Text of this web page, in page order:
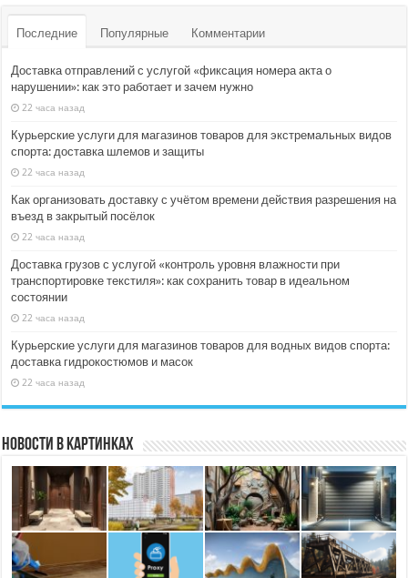
Последние Популярные Комментарии
Доставка отправлений с услугой «фиксация номера акта о
нарушении»: как это работает и зачем нужно
22 часа назад
Курьерские услуги для магазинов товаров для экстремальных видов
спорта: доставка шлемов и защиты
22 часа назад
Как организовать доставку с учётом времени действия разрешения на
въезд в закрытый посёлок
22 часа назад
Доставка грузов с услугой «контроль уровня влажности при
транспортировке текстиля»: как сохранить товар в идеальном
состоянии
22 часа назад
Курьерские услуги для магазинов товаров для водных видов спорта:
доставка гидрокостюмов и масок
22 часа назад
Новости в картинках